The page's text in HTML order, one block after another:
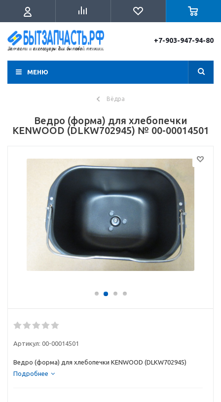
+7-903-947-94-80
МЕНЮ
Вёдра
Ведро (форма) для хлебопечки
KENWOOD (DLKW702945) № 00-00014501
Артикул: 00-00014501
Ведро (форма) для хлебопечки KENWOOD (DLKW702945)
Подробнее